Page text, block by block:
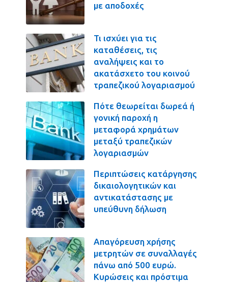
με αποδοχές
Τι ισχύει για τις
καταθέσεις, τις
αναλήψεις και το
ακατάσχετο του κοινού
τραπεζικού λογαριασμού
Πότε θεωρείται δωρεά ή
γονική παροχή η
μεταφορά χρημάτων
μεταξύ τραπεζικών
λογαριασμών
Περιπτώσεις κατάργησης
δικαιολογητικών και
αντικατάστασης με
υπεύθυνη δήλωση
Απαγόρευση χρήσης
μετρητών σε συναλλαγές
πάνω από 500 ευρώ.
Κυρώσεις και πρόστιμα